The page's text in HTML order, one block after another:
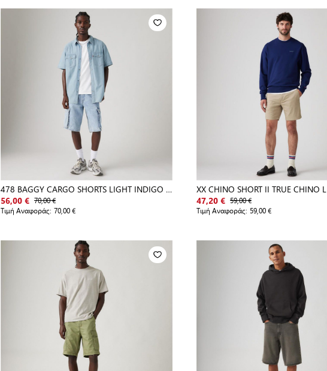
478 BAGGY CARGO SHORTS LIGHT INDIGO -
WORN IN
56,00 € 70,00 €
Τιμή Αναφοράς: 70,00 €
XX CHINO SHORT II TRUE CHINO L
47,20 € 59,00 €
Τιμή Αναφοράς: 59,00 €